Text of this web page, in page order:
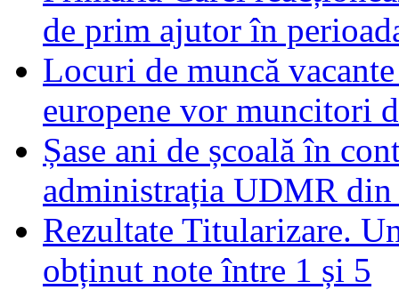
de prim ajutor în
Locuri de muncă
europene vor muncitori
Șase ani de școală în
administrația UDMR din
Rezultate Titularizare.
obținut note între 1 și 5